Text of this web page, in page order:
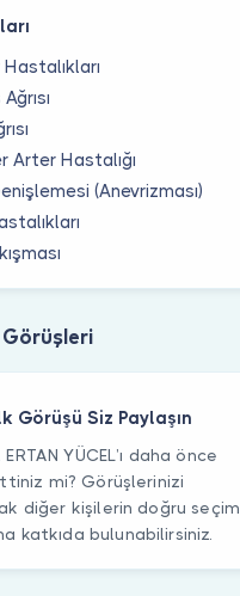
Arter Hastalığı
(Anevrizması)
Görüşü Siz Paylaşın
YÜCEL’ı daha önce
mi? Görüşlerinizi
diğer kişilerin doğru seçim
katkıda bulunabilirsiniz.